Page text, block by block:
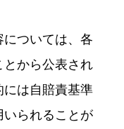
ついては、各
から公表され
には自賠責基準
いられることが